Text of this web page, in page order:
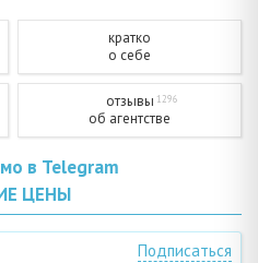
кратко
о себе
отзывы 1296
об агентстве
в Telegram
ЦЕНЫ
Подписаться